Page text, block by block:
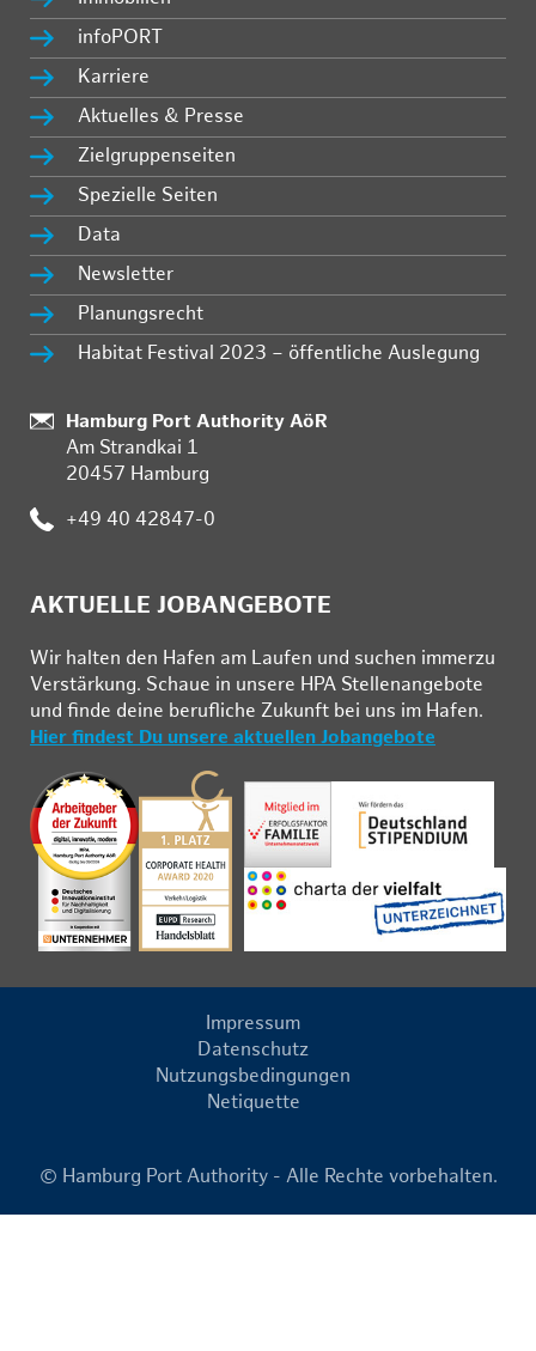
infoPORT
Karriere
Aktuelles & Presse
Zielgruppenseiten
Spezielle Seiten
Data
Newsletter
Planungsrecht
Habitat Festival 2023 – öffentliche Auslegung
Standort:
Hamburg Port Authority AöR
Am Strandkai 1
20457 Hamburg
Telefon:
+49 40 42847-0
AKTUELLE JOBANGEBOTE
Wir hal­ten den Ha­fen am Lau­fen und su­chen im­mer­zu
Ver­stär­kung. Schau­e in un­se­re HPA Stel­len­an­ge­bo­te
und fin­de deine be­ruf­li­che Zu­kunft bei uns im Ha­fen.
Hier findest Du unsere aktuellen Jobangebote
Impressum
Datenschutz
Nutzungsbedingungen
Netiquette
© Hamburg Port Authority - Alle Rechte vorbehalten.